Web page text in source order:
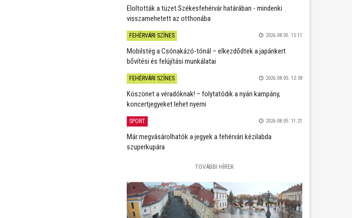
Eloltották a tüzet Székesfehérvár határában - mindenki
visszamehetett az otthonába
FEHÉRVÁRI SZÍNES 2026.08.05. 15:11
Mobilstég a Csónakázó-tónál – elkezdődtek a japánkert
bővítési és felújítási munkálatai
FEHÉRVÁRI SZÍNES 2026.08.05. 12:38
Köszönet a véradóknak! – folytatódik a nyári kampány,
koncertjegyeket lehet nyerni
SPORT 2026.08.05. 11:21
Már megvásárolhatók a jegyek a fehérvári kézilabda
szuperkupára
TOVÁBBI HÍREK